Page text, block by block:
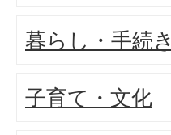
暮らし・手続き
子育て・文化